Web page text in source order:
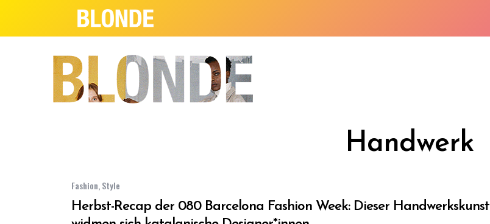
Handwerk
Fashion,Style
Herbst-Recap der 080 Barcelona Fashion Week: Dieser Handwerkskunst